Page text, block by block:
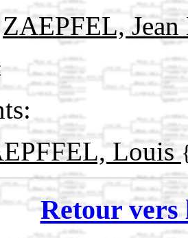
ZAEPFEL,
Louis
Retour vers